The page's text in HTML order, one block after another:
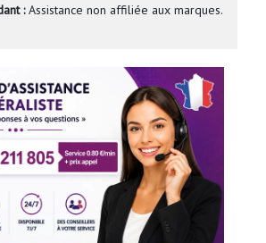
:Assistance non affiliée aux marques.